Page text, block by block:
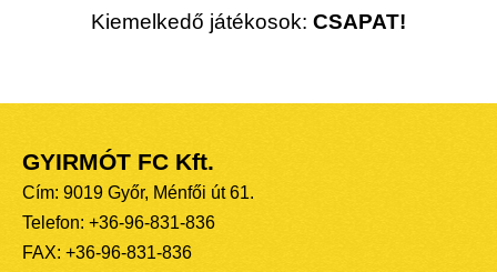
Kiemelkedő játékosok: CSAPAT!
GYIRMÓT FC Kft.
Cím: 9019 Győr, Ménfői út 61.
Telefon: +36-96-831-836
FAX: +36-96-831-836